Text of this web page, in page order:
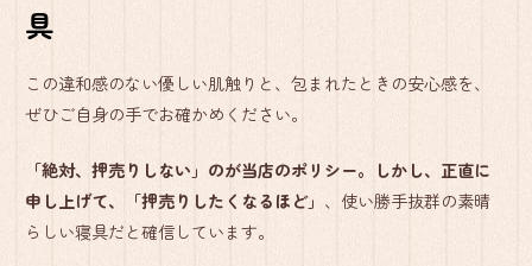
具
この違和感のない優しい肌触りと、包まれたときの安心感を、
ぜひご自身の手でお確かめください。
「絶対、押売りしない」のが当店のポリシー。しかし、正直に
申し上げて、「押売りしたくなるほど」 、使い勝手抜群の素晴
らしい寝具だと確信しています。